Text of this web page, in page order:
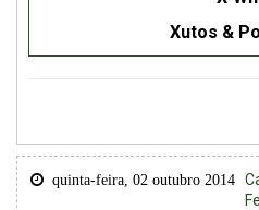
Xutos &
quinta-feira, 02 outubro 2014